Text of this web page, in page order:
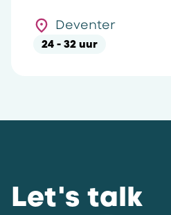
Deventer
24 - 32 uur
Let's talk